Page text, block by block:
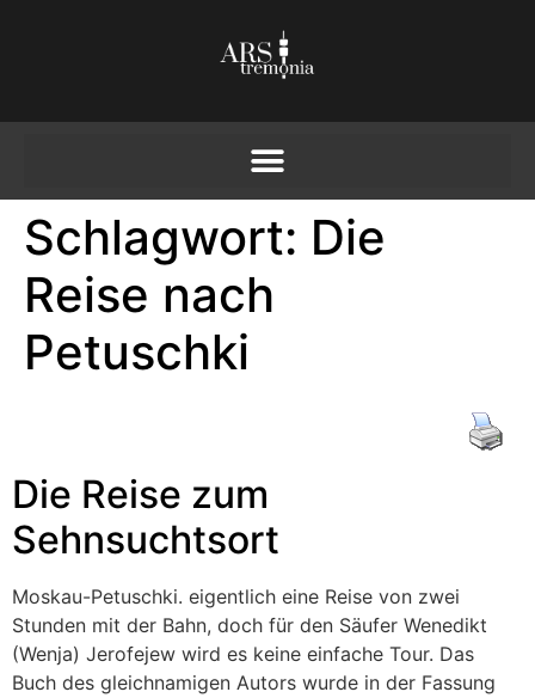
Schlagwort: Die
Reise nach
Petuschki
Die Reise zum
Sehnsuchtsort
Moskau-Petuschki. eigentlich eine Reise von zwei
Stunden mit der Bahn, doch für den Säufer Wenedikt
(Wenja) Jerofejew wird es keine einfache Tour. Das
Buch des gleichnamigen Autors wurde in der Fassung